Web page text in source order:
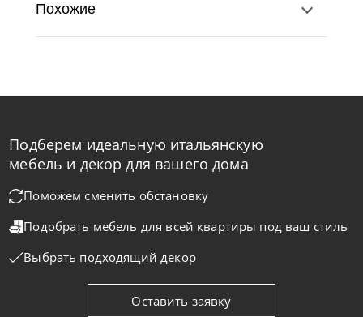
по запросу
Samoa
На заказ 45-90 дн
Похожие
Подберем идеальную итальянскую
мебель и декор для вашего дома
Поможем сменить обстановку
Подобрать мебель для всей квартиры под ваш стиль
Выбрать подходящий декор
Оставить заявку